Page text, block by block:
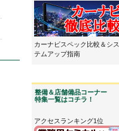
カーナビスペック比較＆シス
テムアップ指南
整備＆店舗備品コーナー
特集一覧はコチラ！
アクセスランキング1位